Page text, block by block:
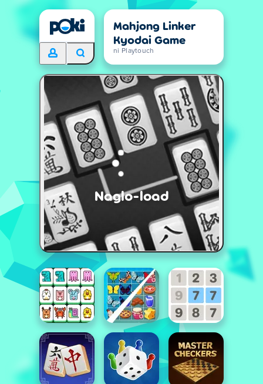
Mahjong Linker
Kyodai Game
ni Playtouch
Naglo-load